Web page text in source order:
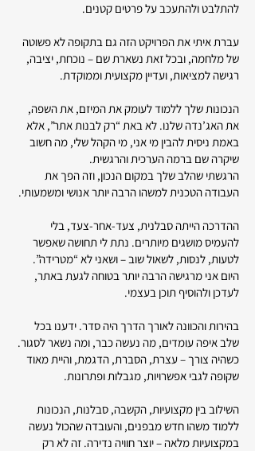
להתלבט ולהתעכב על פרטים קטנים.
עברת איתי את הפרויקט הזה גם בתקופה לא פשוטה
של מלחמה, ובכל זאת נשארת שם – נוכחת, יציבה,
רגישה למציאות, ועדיין מקצועית וממוקדת.
הנכונות שלך ללמוד לעומק את המיזם, את השפה,
את האג’נדה שלנו. לא באת “רק לבנות אתר”, אלא
באמת ניסית להבין מי אני, מי הקהל שלי, מה חשוב
שיקרה שם ברמה הערכית והרגשית.
הרגשתי שהלב שלך במקום הנכון, וזה הפך את
העבודה הטכנית למשהו הרבה יותר אנושי ומשמעותי.
ההדרכה הייתה סבלנית, צעד-אחר-צעד, בלי
להעמיס מושגים מיותרים. נתת לי תחושה שאפשר
לטעות, לנסות, לשאול שוב – ושאני לא “מטרידה”.
היום אני מרגישה הרבה יותר בטוחה לגעת באתר,
לעדכן ולהוסיף תוכן בעצמי.
בהירות והכוונה לאורך הדרך היה סדר. ידענו בכל
שלב איפה עומדים, מה נעשה כבר, ומה נשאר לסגור.
כשהיה צורך – עצרת, הסברת, הדגמת, והיית מאוד
שקופה לגבי אפשרויות, מגבלות ופתרונות.
השילוב בין מקצועיות, הקשבה, סבלנות, הנכונות
ללמוד משהו חדש מבפנים, והעובדה שהכול נעשה
במקצועיות מלאה – יוצר חוויה נדירה. זה לא רק